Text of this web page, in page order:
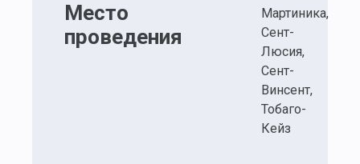
Место
проведения
Мартиника,
Сент-
Люсия,
Сент-
Винсент,
Тобаго-
Кейз